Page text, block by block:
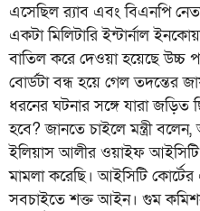
এসেছিল র‍্যাব এবং বিএনপি
একটা মিলিটারি ইন্টার্নাল
বাতিল করে দেওয়া হয়েছে উচ্চ
বোর্ডটা বন্ধ হয়ে গেল তদন্তের
ধরনের ঘটনার সঙ্গে যারা জড়িত
হবে? জানতে চাইলে মন্ত্রী
ইলিয়াস আলীর ওয়াইফ আইসিটি
মামলা করেছি। আইসিটি
সবচাইতে শক্ত আইন। গুম